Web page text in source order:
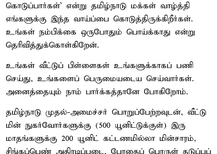
கொடுப்பார்கள்' என்று தமிழ்நாடு மக்கள் வாழ்த்தி
எங்களுக்கு இந்த வாய்ப்பை கொடுத்திருக்கிறீர்கள்.
உங்கள் நம்பிக்கை ஒருபோதும் பொய்க்காது என்று
தெரிவித்துக்கொள்கிறேன்.
உங்கள் வீட்டுப் பிள்ளைகள் உங்களுக்காகப் பணி
செய்து, உங்களைப் பெருமையடைய செய்வார்கள்.
அனைத்தையும் நாம் பார்க்கத்தானே போகிறோம்.
தமிழ்நாடு முதல்-அமைச்சர் பொறுப்பேற்றவுடன், வீட்டு
மின் நுகர்வோர்களுக்கு (500 யூனிட்டுக்குள்) இரு
மாதங்களுக்கு 200 யூனிட் கட்டணமில்லா மின்சாரம்,
சிங்கப்பெண் அதிரடிப்படை, போதைப் பொருள் தடுப்புப்